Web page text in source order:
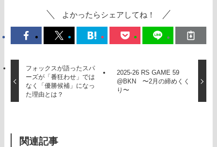
よかったらシェアしてね！
フォックスが語ったスパ
ーズが「番狂わせ」では
なく「優勝候補」になっ
た理由とは？
2025-26 RS GAME 59
@BKN 〜2月の締めくく
り〜
関連記事